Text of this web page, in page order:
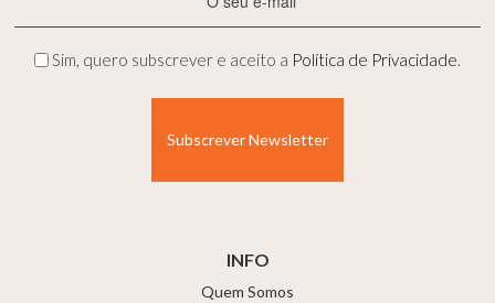
mail
Privacidade
Sim, quero subscrever e aceito a Política de Privacidade.
INFO
Quem Somos